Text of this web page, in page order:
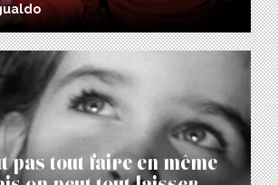
pas tout faire en même
on peut tout laisser